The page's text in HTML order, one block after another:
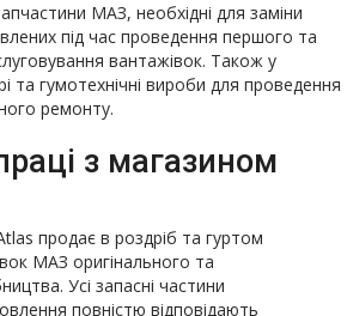
МАЗ, необхідні для заміни
під час проведення першого та
вантажівок. Також у
та гумотехнічні вироби для проведення
ремонту.
з магазином
продає в роздріб та гуртом
МАЗ оригінального та
Усі запасні частини
повністю відповідають